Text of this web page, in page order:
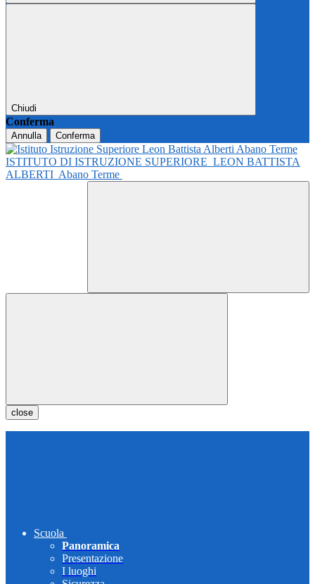
Chiudi
Conferma
Annulla Conferma
ISTITUTO DI ISTRUZIONE SUPERIORE LEON BATTISTA
ALBERTI Abano Terme
close
Scuola
Panoramica
Presentazione
I luoghi